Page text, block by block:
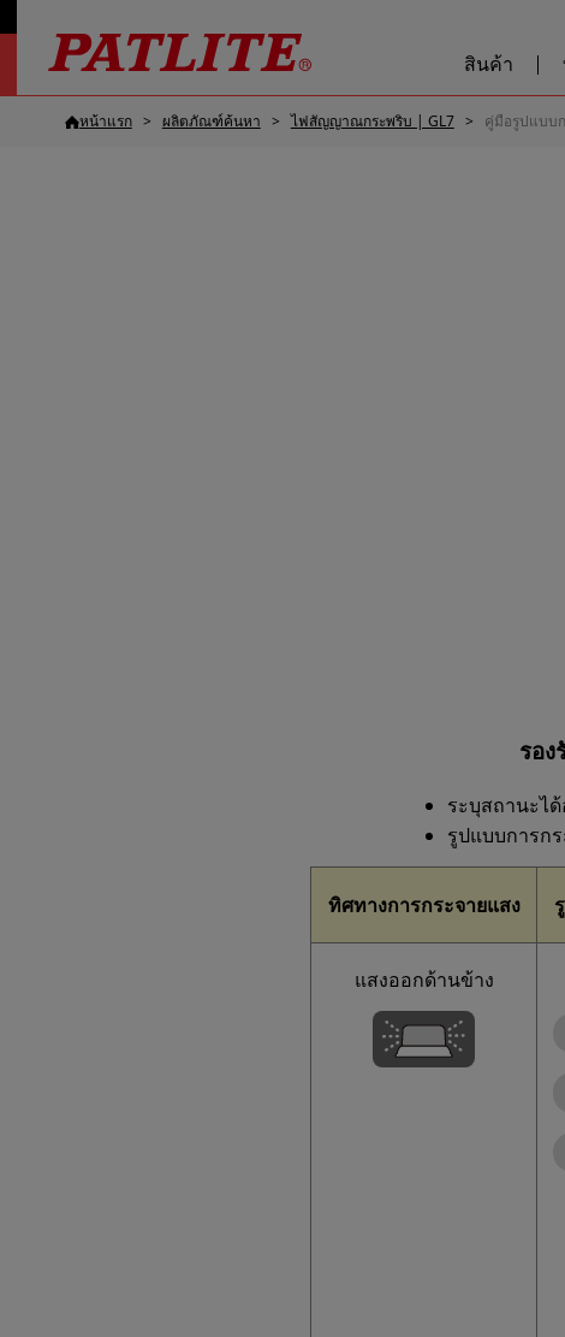
สินค้า
หน้าแรก ผลิตภัณฑ์ค้นหา ไฟสัญญาณกระพริบ | GL7 คู่มือรูปแบบ
รอ
ระบุสถานะไ
รูปแบบการก
ทิศทางการกระจายแสง
แสงออกด้านข้าง